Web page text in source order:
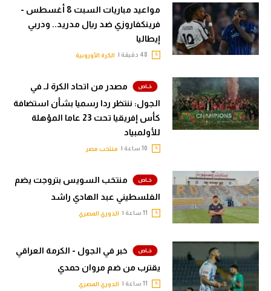
مواعيد مباريات السبت 8 أغسطس -
فرينكفاروزي ضد ريال مدريد.. ودربي
إيطاليا
الكرة الأوروبية
مصدر من اتحاد الكرة لـ في
الجول: ننتظر ردا رسميا بشأن استضافة
كأس إفريقيا تحت 23 عاما المؤهلة
للأولمبياد
منتخب مصر
منتخب السويس بتروجت يضم
الفلسطيني عبد الهادي راشد
الدوري المصري
خبر في الجول - الكرمة العراقي
يقترب من ضم مروان حمدي
الدوري المصري